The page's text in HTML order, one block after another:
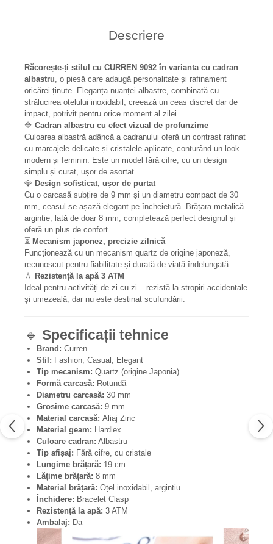
Descriere
Răcorește-ți stilul cu CURREN 9092 în varianta cu cadran
albastru, o piesă care adaugă personalitate și rafinament
oricărei ținute. Eleganța nuanței albastre, combinată cu
strălucirea oțelului inoxidabil, creează un ceas discret dar de
impact, potrivit pentru orice moment al zilei.
🔷 Cadran albastru cu efect vizual de profunzime
Culoarea albastră adâncă a cadranului oferă un contrast rafinat
cu marcajele delicate și cristalele aplicate, conturând un look
modern și feminin. Este un model fără cifre, cu un design
simplu și curat, ușor de asortat.
💎 Design sofisticat, ușor de purtat
Cu o carcasă subțire de 9 mm și un diametru compact de 30
mm, ceasul se așază elegant pe încheietură. Brățara metalică
argintie, lată de doar 8 mm, completează perfect designul și
oferă un plus de confort.
⏳ Mecanism japonez, precizie zilnică
Funcționează cu un mecanism quartz de origine japoneză,
recunoscut pentru fiabilitate și durată de viață îndelungată.
💧
Rezistență la apă 3 ATM
Ideal pentru activități de zi cu zi – rezistă la stropiri accidentale
și umezeală, dar nu este destinat scufundării.
🔹 Specificații tehnice
Brand: Curren
Stil: Fashion, Casual, Elegant
Tip mecanism: Quartz (origine Japonia)
Formă carcasă: Rotundă
Diametru carcasă: 30 mm
Grosime carcasă: 9 mm
Material carcasă: Aliaj Zinc
Material geam: Hardlex
Culoare cadran: Albastru
Tip afișaj: Fără cifre, cu cristale
Lungime brățară: 19 cm
Lățime brățară: 8 mm
Material brățară: Oțel inoxidabil, argintiu
Închidere: Bracelet Clasp
Rezistență la apă: 3 ATM
Ambalaj: Da